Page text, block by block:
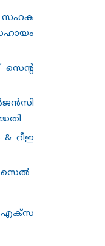
സഹക
റീഇ
സെൽ
എക്സ